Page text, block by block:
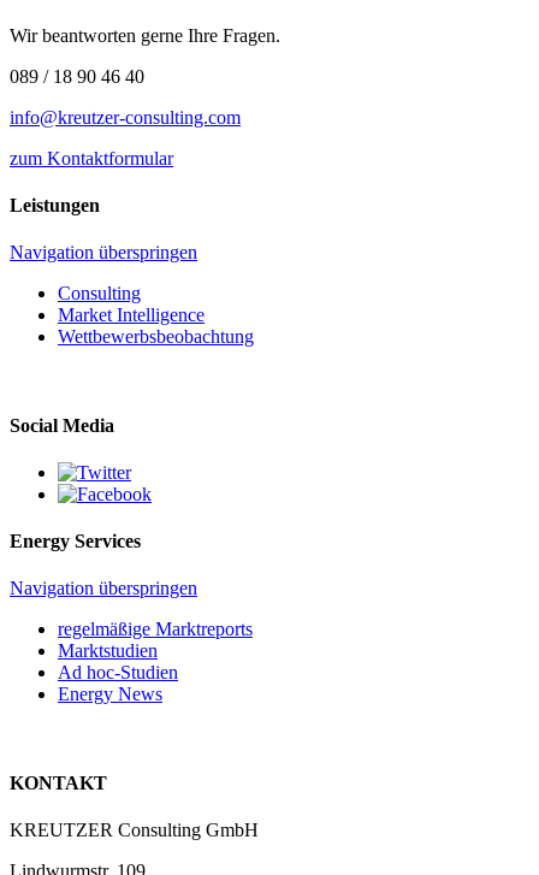
Wir beantworten gerne Ihre Fragen.
089 / 18 90 46 40
info@kreutzer-consulting.com
zum Kontaktformular
Leistungen
Navigation überspringen
Consulting
Market Intelligence
Wettbewerbs­beobachtung
Social Media
Energy Services
Navigation überspringen
regelmäßige Marktreports
Marktstudien
Ad hoc-Studien
Energy News
KONTAKT
KREUTZER Consulting GmbH
Lindwurmstr. 109